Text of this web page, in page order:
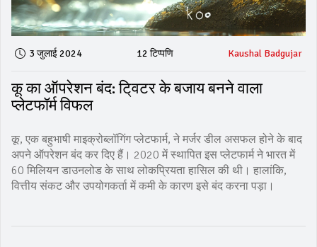
3 जुलाई 2024 12 टिप्पणि Kaushal Badgujar
कू का ऑपरेशन बंद: टि्वटर के बजाय बनने वाला
प्लेटफॉर्म विफल
कू, एक बहुभाषी माइक्रोब्लॉगिंग प्लेटफार्म, ने मर्जर डील असफल होने के बाद
अपने ऑपरेशन बंद कर दिए हैं। 2020 में स्थापित इस प्लेटफार्म ने भारत में
60 मिलियन डाउनलोड के साथ लोकप्रियता हासिल की थी। हालांकि,
वित्तीय संकट और उपयोगकर्ता में कमी के कारण इसे बंद करना पड़ा।